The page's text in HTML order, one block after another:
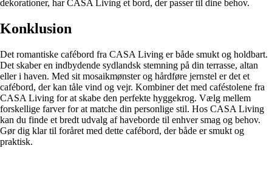
dekorationer, har CASA Living et bord, der passer til dine behov.
Konklusion
Det romantiske cafébord fra CASA Living er både smukt og holdbart.
Det skaber en indbydende sydlandsk stemning på din terrasse, altan
eller i haven. Med sit mosaikmønster og hårdføre jernstel er det et
cafébord, der kan tåle vind og vejr. Kombiner det med caféstolene fra
CASA Living for at skabe den perfekte hyggekrog. Vælg mellem
forskellige farver for at matche din personlige stil. Hos CASA Living
kan du finde et bredt udvalg af haveborde til enhver smag og behov.
Gør dig klar til foråret med dette cafébord, der både er smukt og
praktisk.